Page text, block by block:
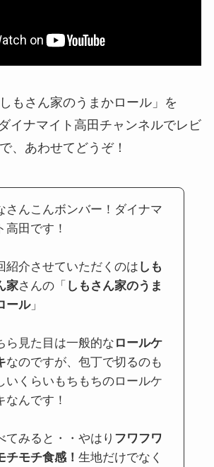
もさん家のうまかロール」を
イナマイト高田チャンネルでレビ
、あわせてどうぞ！
さんこんボンバー！ダイナマ
高田です！
紹介させていただくのは しも
家さんの「 しもさん家のうま
ール」
ら見た目は一般的な ロールケ
なのですが、包丁で切るのも
いくらいもちもちのロールケ
なんです！
てみると・・やはり フワフワ
チモチ食感！ 生地だけでなく